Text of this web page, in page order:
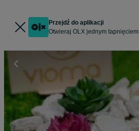
Przejdź do aplikacji
Otwieraj OLX jednym tapnięciem